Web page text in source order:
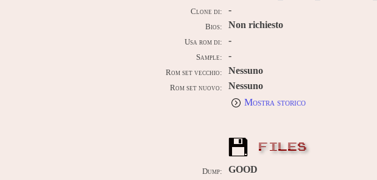
Clone di: -
Bios: Non richiesto
Usa rom di: -
Sample: -
Rom set vecchio: Nessuno
Rom set nuovo:
Nessuno
Mostra storico
FILES
Dump: GOOD